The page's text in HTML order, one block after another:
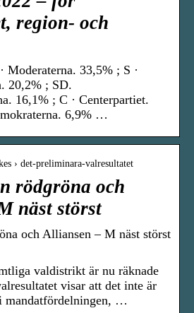
region- och
33,5% ; S ·
20,2% ; SD.
16,1% ; C · Centerpartiet.
6,9% …
› det-preliminara-valresultatet
rödgröna och
näst störst
och Alliansen – M näst störst
valdistrikt är nu räknade
visar att det inte är
mandatfördelningen, …